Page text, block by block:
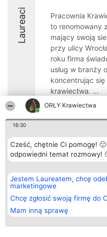
ORŁY Krawiectwa
16:30
Cześć, chętnie Ci pomogę!
odpowiedni temat rozmowy!
Jestem Laureatem, chcę
marketingowe
Chcę zgłosić swoją firmę do
Mam inną sprawę
Laureaci
Pracownia
to renomowany
mający swoją
przy ulicy
roku firma
usług w branży
koncentrując
krawiectwa. ...
9.1
Organizator plebiscytu
Bright Side Solutions sp. z o.
o. sp. k.
Wrocław 50-079
KRS 0000749100 | Regon
381313360 | NIP 8943132676
+48 508 492 400